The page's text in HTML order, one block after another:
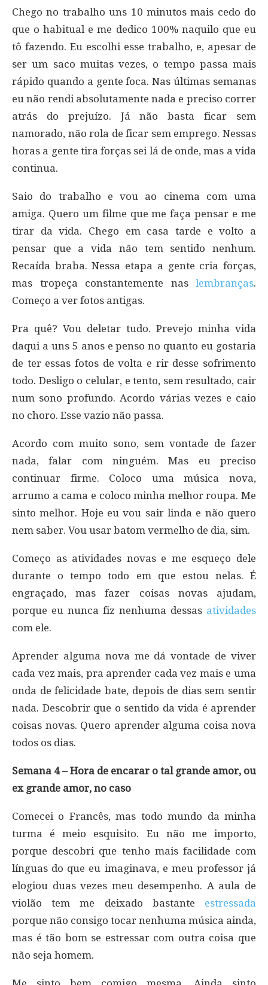
Chego no trabalho uns 10 minutos mais cedo do
que o habitual e me dedico 100% naquilo que eu
tô fazendo. Eu escolhi esse trabalho, e, apesar de
ser um saco muitas vezes, o tempo passa mais
rápido quando a gente foca. Nas últimas semanas
eu não rendi absolutamente nada e preciso correr
atrás do prejuízo. Já não basta ficar sem
namorado, não rola de ficar sem emprego. Nessas
horas a gente tira forças sei lá de onde, mas a vida
continua.
Saio do trabalho e vou ao cinema com uma
amiga. Quero um filme que me faça pensar e me
tirar da vida. Chego em casa tarde e volto a
pensar que a vida não tem sentido nenhum.
Recaída braba. Nessa etapa a gente cria forças,
mas tropeça constantemente nas lembranças.
Começo a ver fotos antigas.
Pra quê? Vou deletar tudo. Prevejo minha vida
daqui a uns 5 anos e penso no quanto eu gostaria
de ter essas fotos de volta e rir desse sofrimento
todo. Desligo o celular, e tento, sem resultado, cair
num sono profundo. Acordo várias vezes e caio
no choro. Esse vazio não passa.
Acordo com muito sono, sem vontade de fazer
nada, falar com ninguém. Mas eu preciso
continuar firme. Coloco uma música nova,
arrumo a cama e coloco minha melhor roupa. Me
sinto melhor. Hoje eu vou sair linda e não quero
nem saber. Vou usar batom vermelho de dia, sim.
Começo as atividades novas e me esqueço dele
durante o tempo todo em que estou nelas. É
engraçado, mas fazer coisas novas ajudam,
porque eu nunca fiz nenhuma dessas atividades
com ele.
Aprender alguma nova me dá vontade de viver
cada vez mais, pra aprender cada vez mais e uma
onda de felicidade bate, depois de dias sem sentir
nada. Descobrir que o sentido da vida é aprender
coisas novas. Quero aprender alguma coisa nova
todos os dias.
Semana 4 – Hora de encarar o tal grande amor, ou
ex grande amor, no caso
Comecei o Francês, mas todo mundo da minha
turma é meio esquisito. Eu não me importo,
porque descobri que tenho mais facilidade com
línguas do que eu imaginava, e meu professor já
elogiou duas vezes meu desempenho. A aula de
violão tem me deixado bastante estressada
porque não consigo tocar nenhuma música ainda,
mas é tão bom se estressar com outra coisa que
não seja homem.